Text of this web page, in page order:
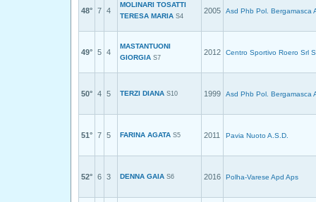
48° 7 4
MOLINARI TOSATTI
TERESA MARIA S4
2005 Asd Phb Pol. Bergamasca
49° 5 4
MASTANTUONI
GIORGIA S7
2012 Centro Sportivo Roero Srl
50° 4 5 TERZI DIANA S10 1999 Asd Phb Pol. Bergamasca
51° 7 5 FARINA AGATA S5 2011 Pavia Nuoto A.S.D.
52° 6 3 DENNA GAIA S6 2016 Polha-Varese Apd Aps